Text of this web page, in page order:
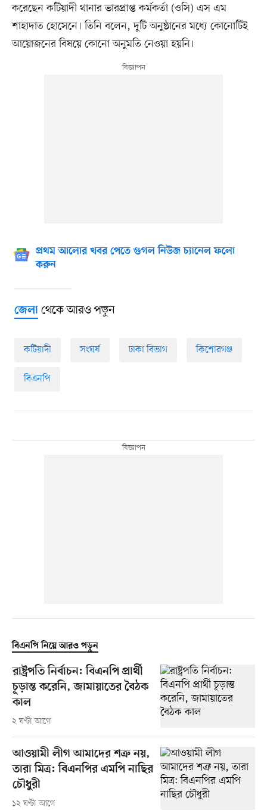
করেছেন কটিয়াদী থানার ভারপ্রাপ্ত কর্মকর্তা (ওসি) এস এম
শাহাদাত হোসেনে। তিনি বলেন, দুটি অনুষ্ঠানের মধ্যে কোনোটিই
আয়োজনের বিষয়ে কোনো অনুমতি নেওয়া হয়নি।
প্রথম আলোর খবর পেতে গুগল নিউজ চ্যানেল ফলো
করুন
জেলাথেকে আরও পড়ুন
কটিয়াদী সংঘর্ষ ঢাকা বিভাগ কিশোরগঞ্জ
বিএনপি
বিএনপি নিয়ে আরও পড়ুন
রাষ্ট্রপতি নির্বাচন: বিএনপি প্রার্থী
চূড়ান্ত করেনি, জামায়াতের বৈঠক
কাল
২ ঘণ্টা আগে
আওয়ামী লীগ আমাদের শত্রু নয়,
তারা মিত্র: বিএনপির এমপি নাছির
চৌধুরী
১২ ঘণ্টা আগে